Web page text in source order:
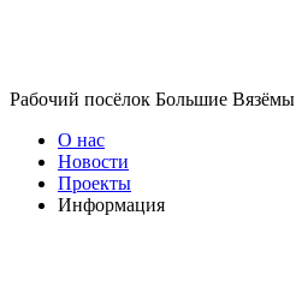
Рабочий посёлок Большие Вязёмы
О нас
Новости
Проекты
Информация